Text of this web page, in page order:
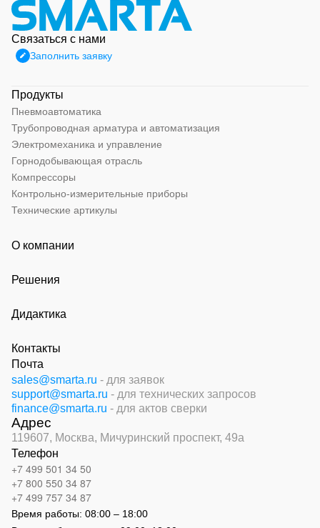
Связаться с нами
Заполнить заявку
Продукты
Пневмоавтоматика
Трубопроводная арматура и автоматизация
Электромеханика и управление
Горнодобывающая отрасль
Компрессоры
Контрольно-измерительные приборы
Технические артикулы
О компании
Решения
Дидактика
Контакты
Почта
sales@smarta.ru - для заявок
support@smarta.ru - для технических запросов
finance@smarta.ru - для актов сверки
Адрес
119607, Москва, Мичуринский проспект, 49а
Телефон
+7 499 501 34 50
+7 800 550 34 87
+7 499 757 34 87
Время работы: 08:00 – 18:00